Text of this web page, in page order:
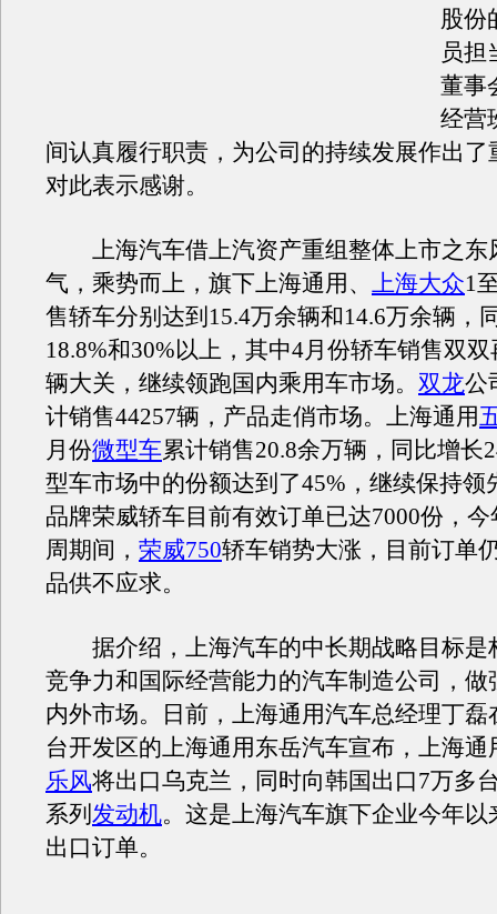
股份
员担
董事
经营
间认真履行职责，为公司的持续发展作出了
对此表示感谢。
上海汽车借上汽资产重组整体上市之东
气，乘势而上，旗下上海通用、 上海大众1
售轿车分别达到15.4万余辆和14.6万余辆，
18.8%和30%以上，其中4月份轿车销售双
辆大关，继续领跑国内乘用车市场。 双龙公
计销售44257辆，产品走俏市场。上海通用
月份微型车累计销售20.8余万辆，同比增长
型车市场中的份额达到了45%，继续保持领
品牌荣威轿车目前有效订单已达7000份，今
周期间， 荣威750轿车销势大涨，目前订单
品供不应求。
据介绍，上海汽车的中长期战略目标是
竞争力和国际经营能力的汽车制造公司，做
内外市场。日前，上海通用汽车总经理丁磊
台开发区的上海通用东岳汽车宣布，上海通
乐风将出口乌克兰，同时向韩国出口7万多
系列 发动机。这是上海汽车旗下企业今年以
出口订单。